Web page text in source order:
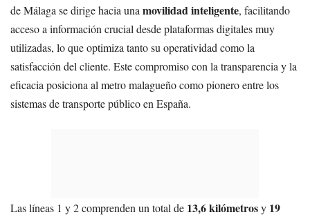
de Málaga se dirige hacia una movilidad inteligente, facilitando
acceso a información crucial desde plataformas digitales muy
utilizadas, lo que optimiza tanto su operatividad como la
satisfacción del cliente. Este compromiso con la transparencia y la
eficacia posiciona al metro malagueño como pionero entre los
sistemas de transporte público en España.
Las líneas 1 y 2 comprenden un total de 13,6 kilómetrosy 19